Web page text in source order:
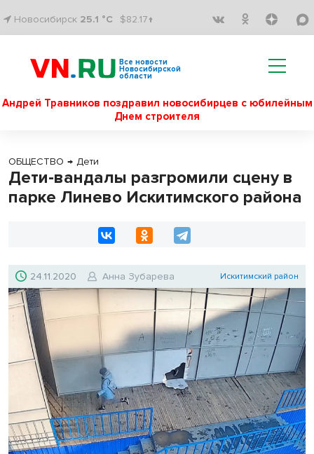
Новосибирск 25.1 °C $82.17↑
Все новости
Новосибирской
области
Андрей Травников поздравил новосибирцев с юбилейным
Днем строителя
ОБЩЕСТВО → Дети
Дети-вандалы разгромили сцену в
парке Линево Искитимского района
24.11.2020 Анна Зубарева Искитимский район